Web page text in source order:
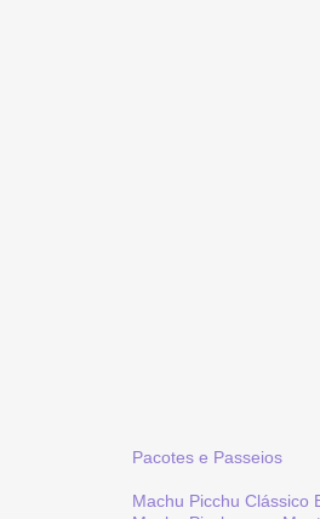
Pacotes e Passeios
Machu Picchu Clássico